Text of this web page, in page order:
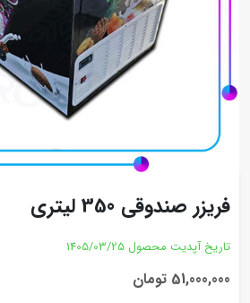
فریزر صندوقی 350 لیتری
تاریخ آپدیت محصول 1405/03/25
51,000,000 تومان